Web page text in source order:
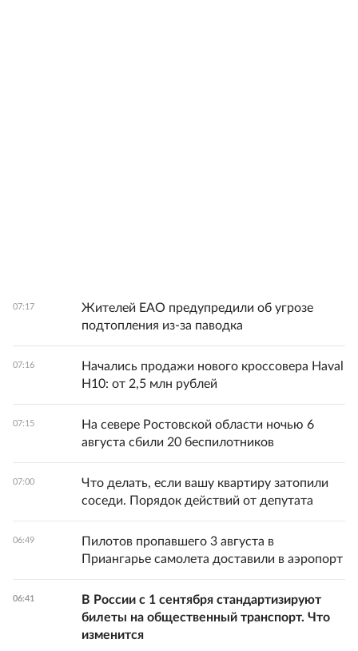
07:17
Жителей ЕАО предупредили об угрозе
подтопления из-за паводка
07:16
Начались продажи нового кроссовера Haval
H10: от 2,5 млн рублей
07:15
На севере Ростовской области ночью 6
августа сбили 20 беспилотников
07:00
Что делать, если вашу квартиру затопили
соседи. Порядок действий от депутата
06:49
Пилотов пропавшего 3 августа в
Приангарье самолета доставили в аэропорт
06:41
В России с 1 сентября стандартизируют
билеты на общественный транспорт. Что
изменится